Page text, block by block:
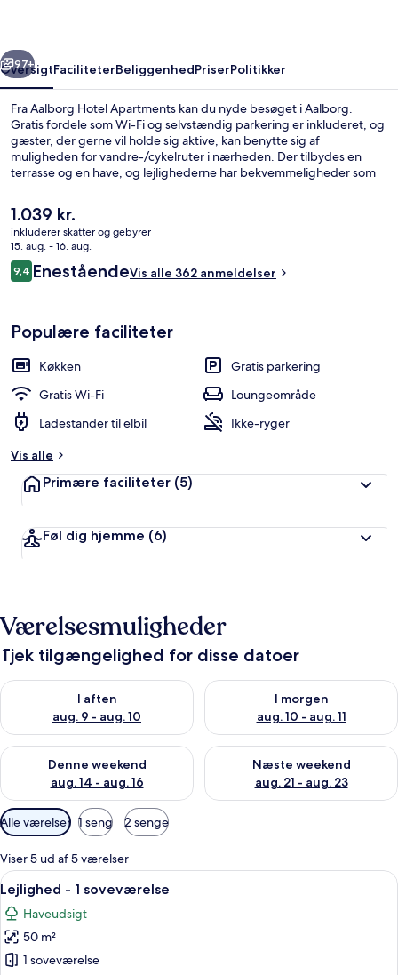
Næste
97+
OversigtFaciliteterBeliggenhedPriserPolitikker
Fra Aalborg Hotel Apartments kan du nyde besøget i Aalborg.
Gratis fordele som Wi-Fi og selvstændig parkering er inkluderet, og
gæster, der gerne vil holde sig aktive, kan benytte sig af
muligheden for vandre-/cykelruter i nærheden. Der tilbydes en
terrasse og en have, og lejlighederne har bekvemmeligheder som
stedets generelle forhold.
Den
nuværende
pris
er
1.039 kr.
1.039 kr.
inkluderer skatter og gebyrer
15. aug. - 16. aug.
Anmeldelser
9,49,4 ud af 10.
EneståendeVis alle 362 anmeldelser
Populære faciliteter
Køkken
Gratis parkering
Gratis Wi-Fi
Loungeområde
Ladestander til elbil
Ikke-ryger
Vis alle
Primære faciliteter (5)
Føl dig hjemme (6)
Værelsesmuligheder
Tjek tilgængelighed for disse datoer
I aften
aug. 9 - aug. 10
Tjek tilgængelighed for i aften aug. 9 - aug. 10
I morgen
aug. 10 - aug. 11
Tjek tilgængelighed for i
Denne weekend
aug. 14 - aug. 16
Tjek tilgængelighed for denne weekend aug. 14 - aug. 16
Næste weekend
aug. 21 - aug. 23
Tjek tilgængelighed for næste
Tilgængelige
filtre
for
værelser
Alle værelser 1 seng 2 senge
Viser 5 ud af 5 værelser
Indlæs
alle
billeder
af
Lejlighed
Et moderne soveværelse med en
38
Lejlighed - 1 soveværelse
Haveudsigt
50 m²
1 soveværelse